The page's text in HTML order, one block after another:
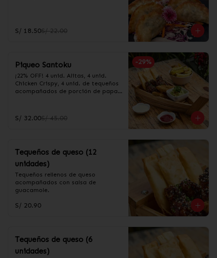
S/ 18.50S/ 22.00
-29%
Piqueo Santoku
¡22% OFF! 4 unid. Alitas, 4 unid.
Chicken Crispy, 4 unid. de tequeños
acompañados de porción de papas
S/ 32.00S/ 45.00
Tequeños de queso (12
unidades)
Tequeños rellenos de queso
acompañados con salsa de
guacamole.
S/ 20.90
Tequeños de queso (6
unidades)